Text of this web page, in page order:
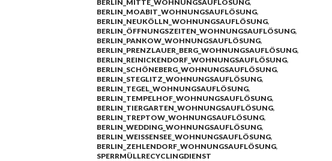
BERLIN_MITTE_WOHNUNGSAUFLÖSUNG,
BERLIN_MOABIT_WOHNUNGSAUFLÖSUNG,
BERLIN_NEUKÖLLN_WOHNUNGSAUFLÖSUNG,
BERLIN_ÖFFNUNGSZEITEN_WOHNUNGSAUFLÖSUNG,
BERLIN_PANKOW_WOHNUNGSAUFLÖSUNG,
BERLIN_PRENZLAUER_BERG_WOHNUNGSAUFLÖSUNG,
BERLIN_REINICKENDORF_WOHNUNGSAUFLÖSUNG,
BERLIN_SCHÖNEBERG_WOHNUNGSAUFLÖSUNG,
BERLIN_STEGLITZ_WOHNUNGSAUFLÖSUNG,
BERLIN_TEGEL_WOHNUNGSAUFLÖSUNG,
BERLIN_TEMPELHOF_WOHNUNGSAUFLÖSUNG,
BERLIN_TIERGARTEN_WOHNUNGSAUFLÖSUNG,
BERLIN_TREPTOW_WOHNUNGSAUFLÖSUNG,
BERLIN_WEDDING_WOHNUNGSAUFLÖSUNG,
BERLIN_WEISSENSEE_WOHNUNGSAUFLÖSUNG
,
BERLIN_ZEHLENDORF_WOHNUNGSAUFLÖSUNG,
SPERRMÜLLRECYCLINGDIENST